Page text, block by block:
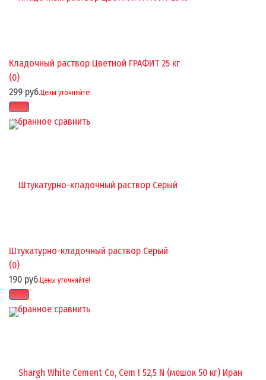
избранное сравнить
Кладочный раствор Цветной ГРАФИТ 25 кг
(0)
299 руб.Цены уточняйте!
избранное сравнить
Штукатурно-кладочный раствор Серый
(0)
190 руб.Цены уточняйте!